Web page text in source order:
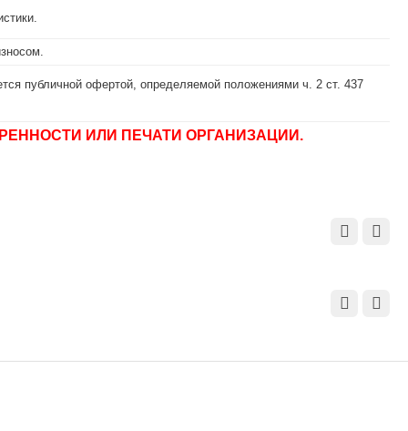
публичной офертой, определяемой положениями ч. 2 ст. 437
ИЛИ ПЕЧАТИ ОРГАНИЗАЦИИ.